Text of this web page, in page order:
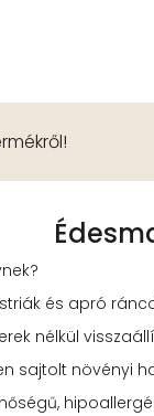
és apró
nélkül
sajtolt növényi